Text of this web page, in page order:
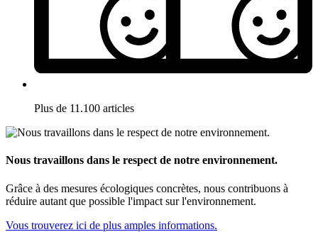
Plus de 11.100 articles
Nous travaillons dans le respect de notre environnement.
Grâce à des mesures écologiques concrètes, nous contribuons à
réduire autant que possible l'impact sur l'environnement.
Vous trouverez ici de plus amples informations.